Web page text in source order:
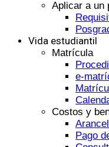
Aplicar a un
Vida estudiantil
Matrícula
e-
Costos y
Pago